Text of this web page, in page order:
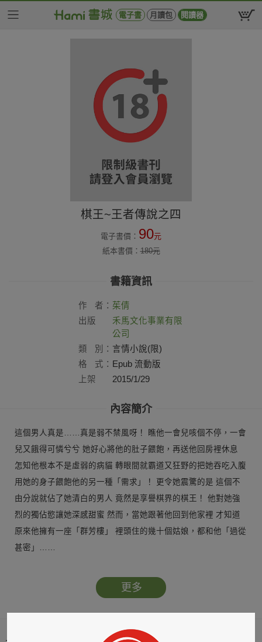
電子書 月讀包 閱讀器
棋王~王者傳說之四
電子書價： 90元
紙本書價：180元
書籍資訊
作 者： 茱倩
出版
禾馬文化事業有限
公司
類
別： 言情小說(限)
格
式： Epub 流動版
上架
2015/1/29
內容簡介
這個男人真是……真是弱不禁風呀！ 瞧他一會兒咳個不停，一會
兒又餓得可憐兮兮 她好心將他的肚子餵飽，再送他回房裡休息
怎知他根本不是虛弱的病貓 轉眼間就霸道又狂野的把她吞吃入腹
用她的身子餵飽他的另一種「需求」！ 更令她震驚的是 這個不
由分說就佔了她清白的男人 竟然是享譽棋界的棋王！ 他對她強
烈的獨佔慾讓她深感甜蜜 然而，當她跟著他回到他家裡 才知道
原來他擁有一座「群芳樓」 裡頭住的幾十個姑娘，都和他「過從
甚密」……
更多